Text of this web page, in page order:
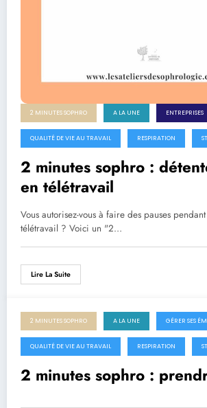
2 MINUTES SOPHRO A LA UNE ENTREPRISES
QUALITÉ DE VIE AU TRAVAIL RESPIRATION
2 minutes sophro :
en télétravail
Vous autorisez-vous à faire des pauses
télétravail ? Voici un "2…
Lire La Suite
2 MINUTES SOPHRO A LA UNE GÉRER SES
QUALITÉ DE VIE AU TRAVAIL RESPIRATION
2 minutes sophro :